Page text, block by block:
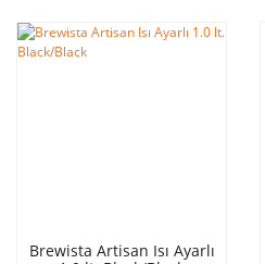
Brewista Artisan Isı Ayarlı